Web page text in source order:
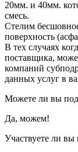
20мм. и 40мм.
смесь.
Стелим
поверхность
В тех случаях
поставщика,
компаний
данных услуг в
Можете ли вы
Да, можем!
Участвуете ли